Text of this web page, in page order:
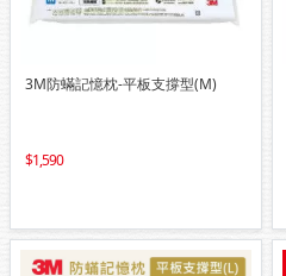
3M防蟎記憶枕-平板支撐型(M)
1,590